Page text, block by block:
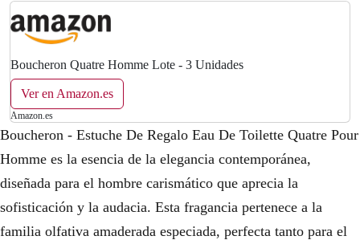
Boucheron Quatre Homme Lote - 3 Unidades
Ver en Amazon.es
Amazon.es
Boucheron - Estuche De Regalo Eau De Toilette Quatre Pour
Homme es la esencia de la elegancia contemporánea,
diseñada para el hombre carismático que aprecia la
sofisticación y la audacia. Esta fragancia pertenece a la
familia olfativa amaderada especiada, perfecta tanto para el